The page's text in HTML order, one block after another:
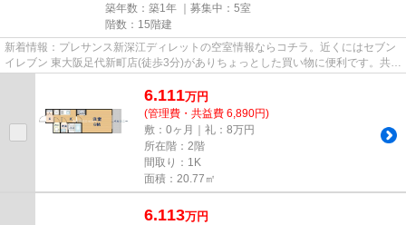
築年数：築1年 ｜募集中： 5室
階数：15階建
新着情報：プレサンス新深江ディレットの空室情報ならコチラ。近くにはセブン
イレブン 東大阪足代新町店(徒歩3分)がありちょっとした買い物に便利です。共用
部にはエレベータ・敷地内...
6.111万円
(管理費・共益費 6,890円)
敷：0ヶ月｜礼：8万円
所在階：2階
間取り：1K
面積：20.77㎡
6.113万円